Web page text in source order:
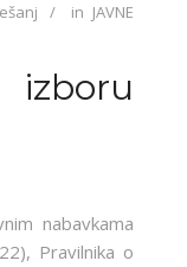
in JAVNE
nabavkama
Pravilnika o